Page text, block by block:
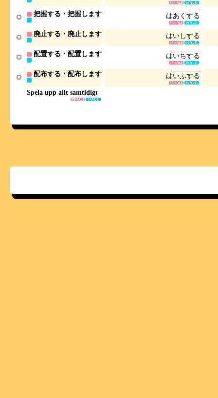
Spela upp allt samtidigt
把握する・把握します はあ く する
廃止する・廃止します はいしする
配置する・配置します はいちする
配布する・配布します はいふする